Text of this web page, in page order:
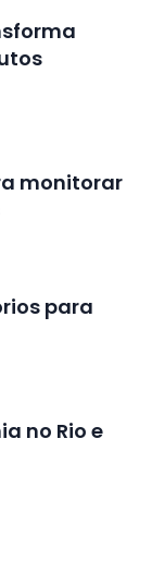
monitorar
para
no Rio e